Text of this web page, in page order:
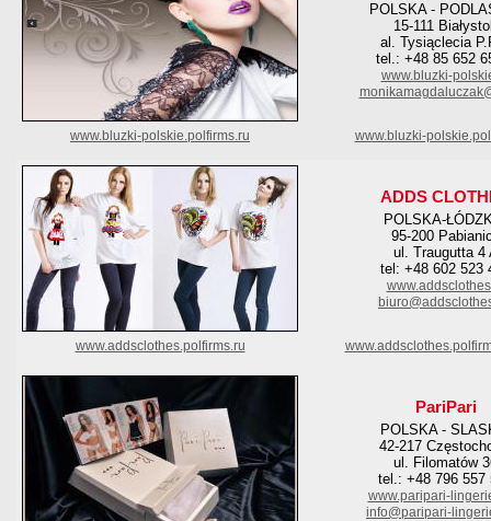
POLSKA -
15-111
al. Tysiąclecia
tel.: +48 85 652
www.bluzki-
www.bluzki-polskie.polfirms.ru www.bluzki-
ADDS
POLSKA-
95-200
ul. Traugutta 4
tel: +48 602 523
www.addsclothes.polfirms.ru
PariPari
POLSKA -
42-217
ul. Filomatów
tel.: +48 796 557
www.paripari-
info@paripari-